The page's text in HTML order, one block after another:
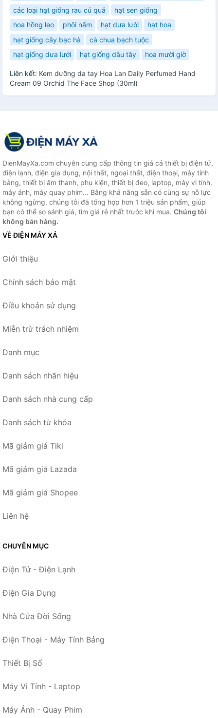
các loại hạt giống rau củ quả
hạt sen giống
hoa hồng leo
phôi nấm hạt dưa lưới
hạt hoa
hạt giống cây bạc hà
cà chua bạch tuộc
hạt giống dưa lưới
hạt giống dâu tây hoa mười giờ
Liên kết: Kem dưỡng da tay Hoa Lan Daily Perfumed Hand
Cream 09 Orchid The Face Shop (30ml)
DienMayXa.com chuyên cung cấp thông tin giá cả thiết bị điện tử,
điện lạnh, điện gia dụng, nội thất, ngoại thất, điện thoại, máy tính
bảng, thiết bị âm thanh, phụ kiện, thiết bị đeo, laptop, máy vi tính,
máy ảnh, máy quay phim... Bằng khả năng sẵn có cùng sự nỗ lực
không ngừng, chúng tôi đã tổng hợp hơn 1 triệu sản phẩm, giúp
bạn có thể so sánh giá, tìm giá rẻ nhất trước khi mua. Chúng tôi
không bán hàng.
VỀ ĐIỆN MÁY XẢ
Giới thiệu
Chính sách bảo mật
Điều khoản sử dụng
Miễn trừ trách nhiệm
Danh mục
Danh sách nhãn hiệu
Danh sách nhà cung cấp
Danh sách từ khóa
Mã giảm giá Tiki
Mã giảm giá Lazada
Mã giảm giá Shopee
Liên hệ
CHUYÊN MỤC
Điện Tử - Điện Lạnh
Điện Gia Dụng
Nhà Cửa Đời Sống
Điện Thoại - Máy Tính Bảng
Thiết Bị Số
Máy Vi Tính - Laptop
Máy Ảnh - Quay Phim